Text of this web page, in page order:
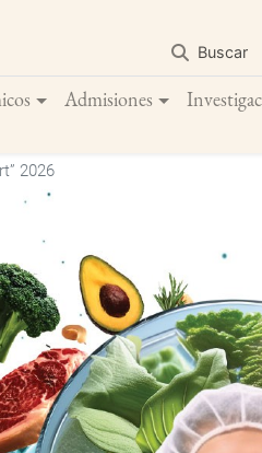
Buscar
Admisiones
2026